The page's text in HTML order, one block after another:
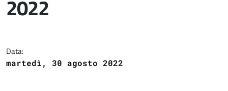
2022
Data:
martedì, 30 agosto 2022